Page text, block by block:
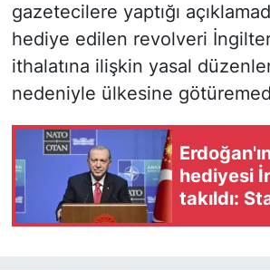
gazetecilere yaptığı
hediye edilen revolveri
ithalatına ilişkin yasal
nedeniyle ülkesine
hediyesi
takıldı:
revolveri